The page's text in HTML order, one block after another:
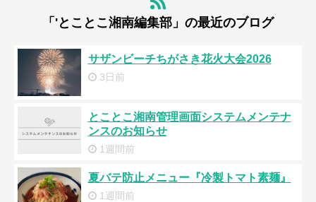
「'とことこ湘南編集部」の最近のブログ
サザンビーチちがさき花火大会2026
3日前
とことこ湘南管理画面システムメンテナ
ンスのお知らせ
1週間前
夏バテ防止メニュー『冷製トマト素麺』
1週間前